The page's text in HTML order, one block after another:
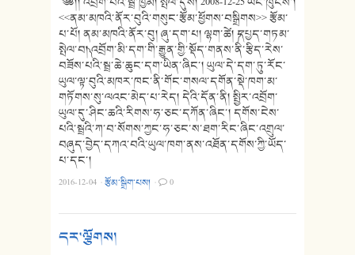
<<ནམ་མཁའི་ནོར་བུའི་གསུང་རྩོམ་ཕྱོགས་བསྒྲིགས>> རྩོམ་
པ་པོ། ནམ་མཁའི་ནོར་བུ། ཞུ་དག་པ། ལྷག་ཚེ། ༼དཔྱད་གཏམ་
སྤེལ་བ།༽ འབྲོག་མི་དག་གི་རྒྱུན་གྱི་སྡོད་གནས་ནི་རྩིད་རེས་
བཟོས་པའི་སྦྲ་ཆེ་ཆུང་དག་ཡིན་ཞིང་། ཡུལ་དེ་དག་ཏུ་རོང་
ཡུལ་ལྟ་བུའི་མཁར་ཁང་ནི་གོང་གསལ་དགོན་སྡེ་ཁག་མ་
གཏོགས་སུ་ལའང་མེད་པ་རེད། དེའི་དོན་ནི། སྤྱིར་འབྲོག་
ཡུལ་དུ་ཤིང་ཆའི་རིགས་ཧ་ཅང་དཀོན་ཞིང་། དགོས་ངེས་
པའི་སྦྲའི་ཀ་བ་སོགས་ཀྱང་ཧ་ཅང་ས་ཐག་རིང་ཞིང་འགྲུལ་
བཞུད་བྱེད་དཀའ་བའི་ཡུལ་ཁག་ནས་འཐོན་དགོས་ཀྱི་ཡོད་
པ་དང་།
2016-12-04 ·རྩོམ་སྒྲིག་པས། · 0
དར་ལྕོགས།